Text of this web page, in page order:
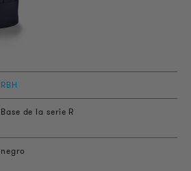
RBH
Base de la serie R
negro